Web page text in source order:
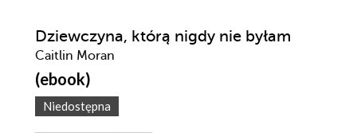
Dziewczyna, którą nigdy nie byłam
Caitlin Moran
(ebook)
Niedostępna